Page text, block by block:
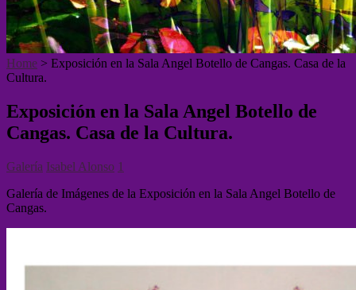
Home > Exposición en la Sala Angel Botello de Cangas. Casa de la
Cultura.
Exposición en la Sala Angel Botello de
Cangas. Casa de la Cultura.
Galería Isabel Alonso 1
Galería de Imágenes de la Exposición en la Sala Angel Botello de
Cangas.